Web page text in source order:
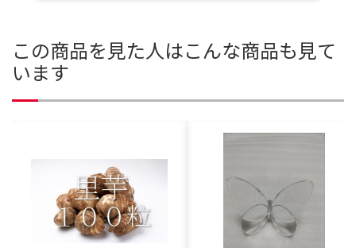
この商品を見た人はこんな商品も見て
います